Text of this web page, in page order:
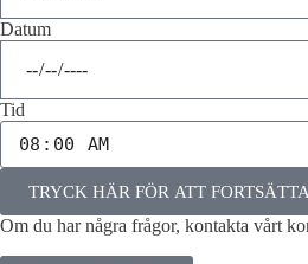
Datum
Tid
TRYCK HÄR FÖR ATT FORTSÄTTA
Om du har några frågor, kontakta vårt